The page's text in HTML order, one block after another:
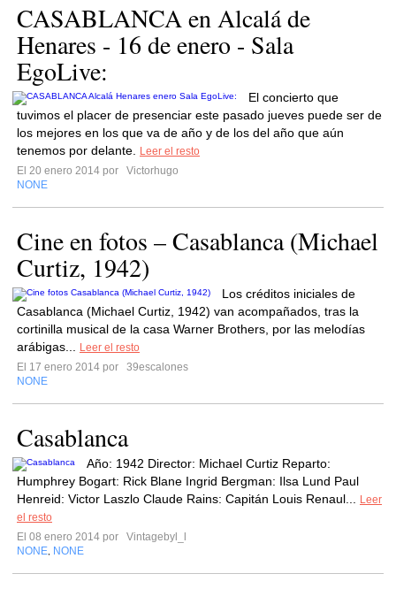
CASABLANCA en Alcalá de
Henares - 16 de enero - Sala
EgoLive:
El concierto que
tuvimos el placer de presenciar este pasado jueves puede ser de
los mejores en los que va de año y de los del año que aún
tenemos por delante.
Leer el resto
El 20 enero 2014 por
Victorhugo
NONE
Cine en fotos – Casablanca (Michael
Curtiz, 1942)
Los créditos iniciales de
Casablanca (Michael Curtiz, 1942) van acompañados, tras la
cortinilla musical de la casa Warner Brothers, por las melodías
arábigas...
Leer el resto
El 17 enero 2014 por
39escalones
NONE
Casablanca
Año: 1942 Director: Michael Curtiz Reparto:
Humphrey Bogart: Rick Blane Ingrid Bergman: Ilsa Lund Paul
Henreid: Victor Laszlo Claude Rains: Capitán Louis Renaul...
Leer
el resto
El 08 enero 2014 por
Vintagebyl_l
NONE NONE